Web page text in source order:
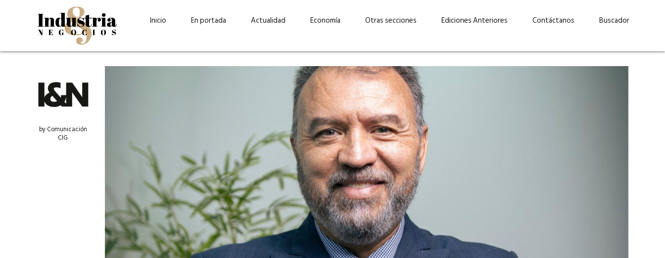
Inicio En portada
julio 2026
“La sostenibilidad está en
el centro de Cervecería
Ambev Guatemala» –
Ricardo Urteaga
EN PORTADA mayo 2026
“Invertir con propósito:
cómo CBC impulsa su
crecimiento industrial a
través de la innovación y la
sostenibilidad”
EN PORTADA abril 2026
Elizabeth Suárez: “Las
mujeres podemos liderar y
abrirnos paso por nuestros
propios méritos”
EN PORTADA
Actualidad Economía Otras secciones Ediciones Anteriores Contáctanos Buscador
by Comunicación
CIG